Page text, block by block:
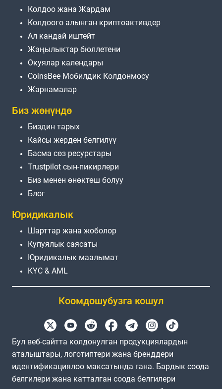
Колдоо жана Жардам
Колдоого алынган криптоактивдер
Ал кандай иштейт
Жаңылыктар бюллетени
Окуялар календары
CoinsBee Мобилдик Колдонмосу
Жарнамалар
Биз жөнүндө
Биздин тарых
Кайсы жерден белгилүү
Басма сөз ресурстары
Trustpilot сын-пикирлери
Биз менен өнөктөш болуу
Блог
Юридикалык
Шарттар жана жоболор
Купуялык саясаты
Юридикалык маалымат
KYC & AML
Коомдошубузга кошул
Бул веб-сайтта колдонулган продукциялардын
аталыштары, логотиптери жана бренддери
идентификациялоо максатында гана. Бардык соода
белгилери жана катталган соода белгилери